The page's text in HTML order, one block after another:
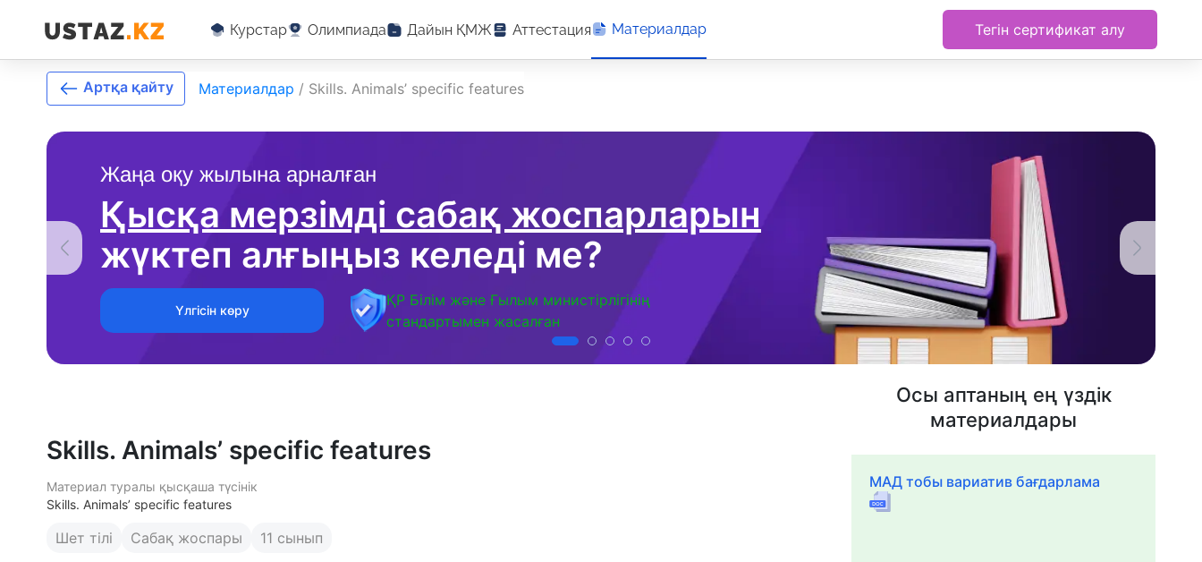
Курстар Олимпиада Дайын ҚМЖ Аттестация Материалдар Тегін сертификат алу
Жаңа оқу жылына арналған
Қысқа мерзімді сабақ жоспарларын
жүктеп алғыңыз келеді ме?
Үлгісін көру
ҚР Білім және Ғылым министірлігінің
стандартымен жасалған
Артқа қайту Материалдар / Skills. Animals’ specific features
Skills. Animals’ specific features
Материал туралы қысқаша түсінік
Skills. Animals’ specific features
Шет тілі Сабақ жоспары 11 сынып
Осы аптаның ең үздік
материалдары
МАД тобы вариатив бағдарлама